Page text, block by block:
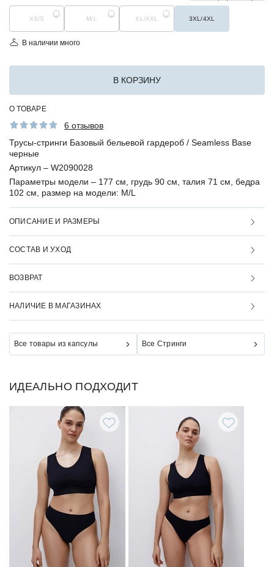
XS/S M/L XL/XXL 3XL/4XL
В наличии много
В КОРЗИНУ
О ТОВАРЕ
6 отзывов
Трусы-стринги Базовый бельевой гардероб / Seamless Base
черные
Артикул – W2090028
Параметры модели – 177 см, грудь 90 см, талия 71 см, бедра
102 см, размер на модели: M/L
ОПИСАНИЕ И РАЗМЕРЫ
СОСТАВ И УХОД
ВОЗВРАТ
НАЛИЧИЕ В МАГАЗИНАХ
Все товары из капсулы Все Стринги
ИДЕАЛЬНО ПОДХОДИТ